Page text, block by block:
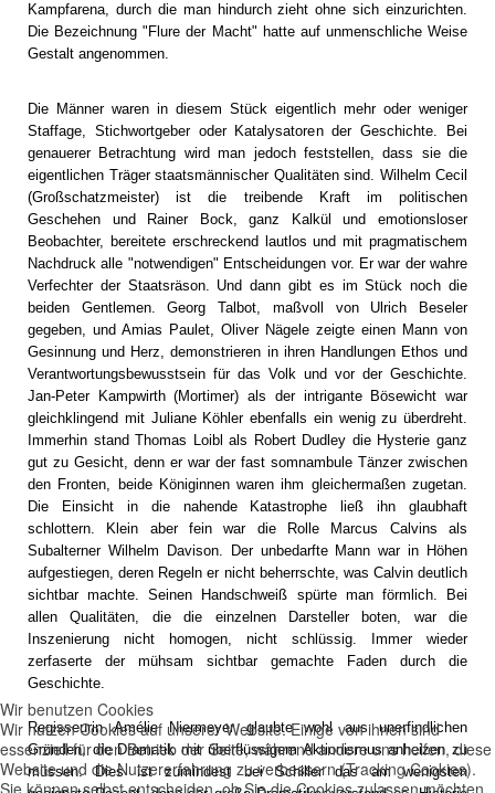
Kampfarena, durch die man hindurch zieht ohne sich einzurichten.
Die Bezeichnung "Flure der Macht" hatte auf unmenschliche Weise
Gestalt angenommen.
Die Männer waren in diesem Stück eigentlich mehr oder weniger
Staffage, Stichwortgeber oder Katalysatoren der Geschichte. Bei
genauerer Betrachtung wird man jedoch feststellen, dass sie die
eigentlichen Träger staatsmännischer Qualitäten sind. Wilhelm Cecil
(Großschatzmeister) ist die treibende Kraft im politischen
Geschehen und Rainer Bock, ganz Kalkül und emotionsloser
Beobachter, bereitete erschreckend lautlos und mit pragmatischem
Nachdruck alle "notwendigen" Entscheidungen vor. Er war der wahre
Verfechter der Staatsräson. Und dann gibt es im Stück noch die
beiden Gentlemen. Georg Talbot, maßvoll von Ulrich Beseler
gegeben, und Amias Paulet, Oliver Nägele zeigte einen Mann von
Gesinnung und Herz, demonstrieren in ihren Handlungen Ethos und
Verantwortungsbewusstsein für das Volk und vor der Geschichte.
Jan-Peter Kampwirth (Mortimer) als der intrigante Bösewicht war
gleichklingend mit Juliane Köhler ebenfalls ein wenig zu überdreht.
Immerhin stand Thomas Loibl als Robert Dudley die Hysterie ganz
gut zu Gesicht, denn er war der fast somnambule Tänzer zwischen
den Fronten, beide Königinnen waren ihm gleichermaßen zugetan.
Die Einsicht in die nahende Katastrophe ließ ihn glaubhaft
schlottern. Klein aber fein war die Rolle Marcus Calvins als
Subalterner Wilhelm Davison. Der unbedarfte Mann war in Höhen
aufgestiegen, deren Regeln er nicht beherrschte, was Calvin deutlich
sichtbar machte. Seinen Handschweiß spürte man förmlich. Bei
allen Qualitäten, die die einzelnen Darsteller boten, war die
Inszenierung nicht homogen, nicht schlüssig. Immer wieder
zerfaserte der mühsam sichtbar gemachte Faden durch die
Geschichte.
Regisseurin Amélie Niermeyer glaubte wohl aus unerfindlichen
Gründen, die Dramatik mit überflüssigem Aktionismus anheizen zu
müssen. Dies ist zumindest bei Schiller das am wenigsten
Wir benutzen Cookies
Wir nutzen Cookies auf unserer Website. Einige von ihnen sind
essenziell für den Betrieb der Seite, während andere uns helfen, diese
Website und die Nutzererfahrung zu verbessern (Tracking Cookies).
Sie können selbst entscheiden, ob Sie die Cookies zulassen möchten.